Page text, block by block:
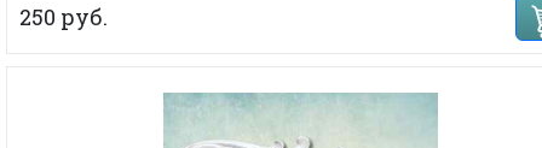
250 руб.